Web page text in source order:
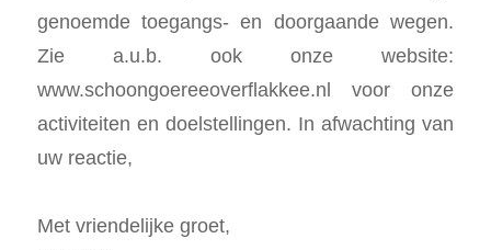
genoemde toegangs- en doorgaande wegen.
Zie a.u.b. ook onze website:
www.schoongoereeoverflakkee.nl voor onze
activiteiten en doelstellingen. In afwachting van
uw reactie,
Met vriendelijke groet,